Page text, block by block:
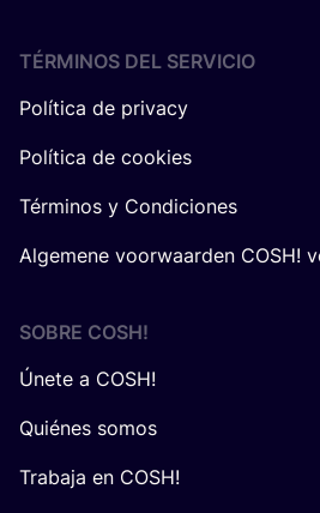
TÉRMINOS DEL SERVICIO
Política de privacy
Política de cookies
Términos y Condiciones
Algemene voorwaarden COSH!
SOBRE COSH!
Únete a COSH!
Quiénes somos
Trabaja en COSH!